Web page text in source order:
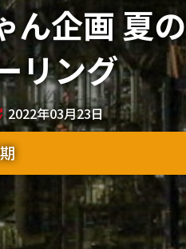
ん企画 夏
リング
2022年03月23日